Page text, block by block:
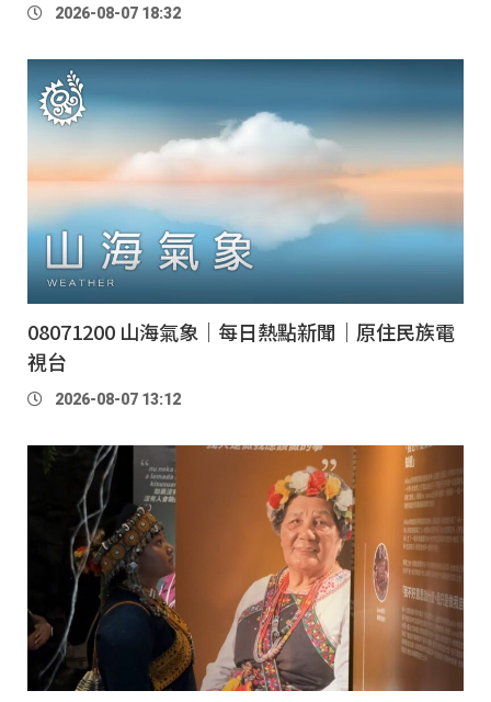
2026-08-07 18:32
08071200 山海氣象｜每日熱點新聞｜原住民族電
視台
2026-08-07 13:12